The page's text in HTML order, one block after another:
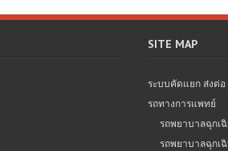
SITE MAP
ระบบคัดแยก ส่งต่อ
รถทางการแพทย์
รถพยาบาลฉุกเ
รถพยาบาลฉุกเ